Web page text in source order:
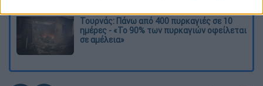
Τουρνάς: Πάνω από 400 πυρκαγιές σε 10
ημέρες - «Το 90% των πυρκαγιών οφείλεται
σε αμέλεια»